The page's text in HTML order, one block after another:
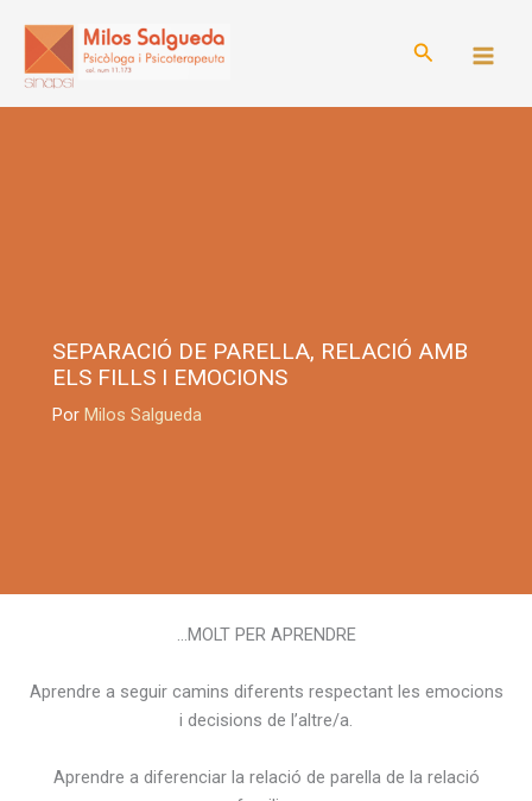
contenido
Buscar
SEPARACIÓ DE PARELLA, RELACIÓ AMB
ELS FILLS I EMOCIONS
Por Milos Salgueda
…MOLT PER APRENDRE
Aprendre a seguir camins diferents respectant les emocions
i decisions de l’altre/a.
Aprendre a diferenciar la relació de parella de la relació